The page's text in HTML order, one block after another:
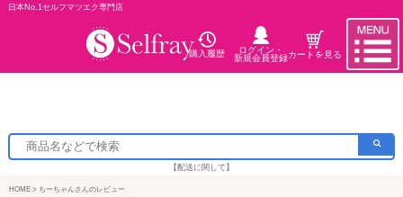
日本No.1セルフマツエク専門店
購入履歴
ログイン・
新規会員登録カートを見る
【配送に関して】
HOME ちーちゃんさんのレビュー